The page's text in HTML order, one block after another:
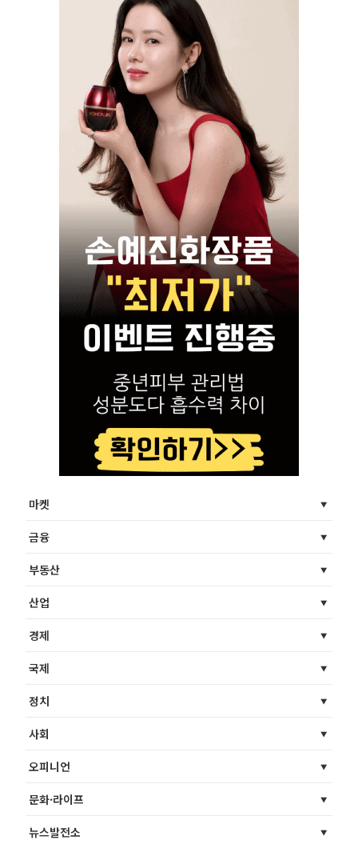
마켓
금융
부동산
산업
경제
국제
정치
사회
오피니언
문화·라이프
뉴스발전소